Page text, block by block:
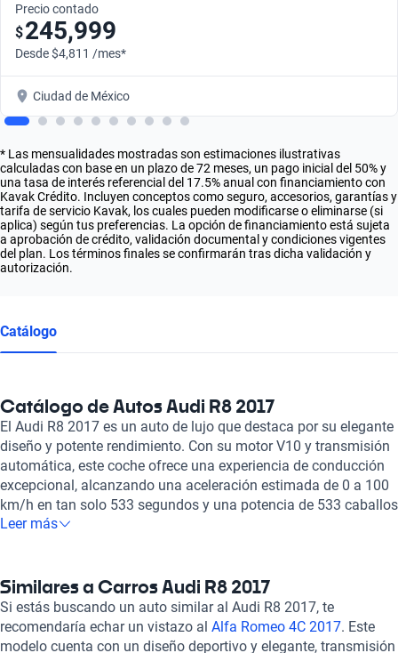
Precio contado
$245,999
Desde $4,811 /mes*
Ciudad de México
* Las mensualidades mostradas son estimaciones ilustrativas
calculadas con base en un plazo de 72 meses, un pago inicial del 50% y
una tasa de interés referencial del 17.5% anual con financiamiento con
Kavak Crédito. Incluyen conceptos como seguro, accesorios, garantías y
tarifa de servicio Kavak, los cuales pueden modificarse o eliminarse (si
aplica) según tus preferencias. La opción de financiamiento está sujeta
a aprobación de crédito, validación documental y condiciones vigentes
del plan. Los términos finales se confirmarán tras dicha validación y
autorización.
Catálogo
Catálogo de Autos Audi R8 2017
El Audi R8 2017 es un auto de lujo que destaca por su elegante
diseño y potente rendimiento. Con su motor V10 y transmisión
automática, este coche ofrece una experiencia de conducción
excepcional, alcanzando una aceleración estimada de 0 a 100
km/h en tan solo 533 segundos y una potencia de 533 caballos
de fuerza. Equipado con características de seguridad como
también protección y confianza al conductor y pasajero. Al
elegir comprar un auto con Kavak, optas por la tranquilidad y la
calidad. En Kavak nos comprometemos a la satisfacción de
nuestros clientes, por eso cada coche en nuestro inventario ha
Leer más
Similares a Carros Audi R8 2017
Si estás buscando un auto similar al Audi R8 2017, te
recomendaría echar un vistazo al Alfa Romeo 4C 2017. Este
modelo cuenta con un diseño deportivo y elegante, transmisión